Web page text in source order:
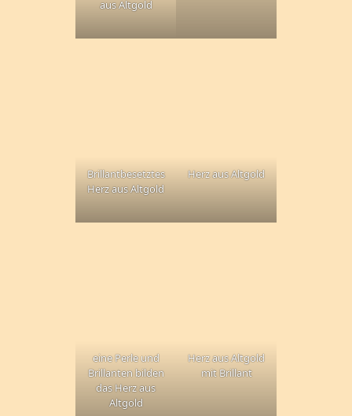
aus Altgold
Brillantbesetztes
Herz aus Altgold
Herz aus Altgold
eine Perle und
Brillanten bilden
das Herz aus
Altgold
Herz aus Altgold
mit Brillant